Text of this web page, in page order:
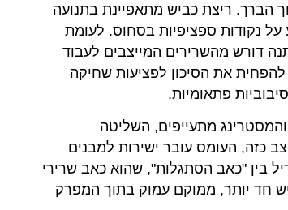
הברך. ריצת כביש מתאפיינת בתנועה
נקודות ספציפיות בסחוס. לעומת
דורש מהשרירים המייצבים לעבוד
את הסיכון לפציעות שחיקה
פתאומיות.
מתעייפים, השליטה
כזה, העומס עובר ישירות למבנים
בין "כאב הסתגלות", שהוא כאב שרירי
שמרגיש חד יותר, ממוקם עמוק בתוך המפרק